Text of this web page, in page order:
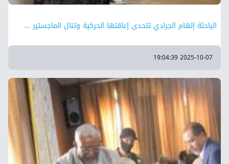
الباحثة إلهام الجرادي تتحدى إعاقتها الحركية وتنال الماجستير ...
2025-10-07 19:04:39